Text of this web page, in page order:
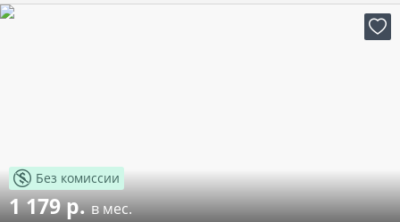
Без комиссии
1 179 р.в мес.